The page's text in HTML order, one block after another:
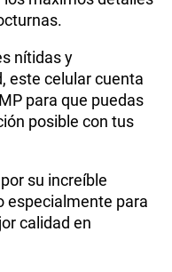
512 GB
8+8
nítidas y
este celular cuenta
para que puedas
posible con tus
su increíble
especialmente para
calidad en